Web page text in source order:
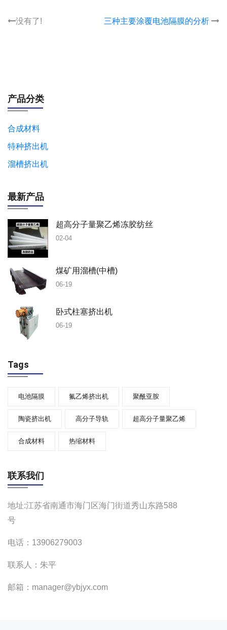
没有了! 三种主要涂覆电池隔膜的分析
产品分类
合成材料
特种挤出机
溜槽挤出机
最新产品
超高分子量聚乙烯冻胶纺丝
02-04
煤矿用溜槽(中槽)
06-19
卧式柱塞挤出机
06-19
Tags
电池隔膜 氟乙烯挤出机 聚酰亚胺
陶瓷挤出机 高分子导轨 超高分子量聚乙烯
合成材料 热缩材料
联系我们
地址:江苏省南通市海门区海门街道秀山东路588
号
电话：13906279003
联系人：朱平
邮箱：manager@ybjyx.com